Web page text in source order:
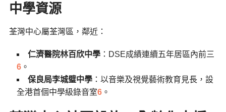
中學資源
荃灣中心屬荃灣區，鄰近：
仁濟醫院林百欣中學：DSE成績連續五年居區內前三
6。
保良局李城璧中學：以音樂及視覺藝術教育見長，設
全港首個中學級錄音室6。